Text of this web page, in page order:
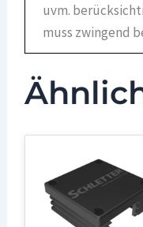
uvm.
muss zwingend